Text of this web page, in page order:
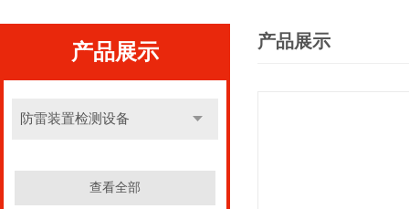
产品展示
防雷装置检测设备
查看全部
产品展示